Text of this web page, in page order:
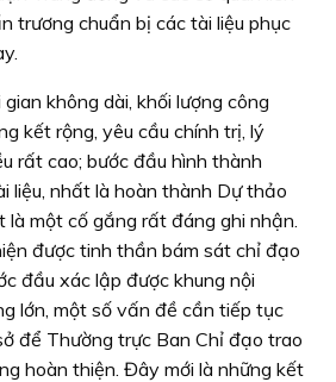
trương chuẩn bị các tài liệu phục
không dài, khối lượng công
kết rộng, yêu cầu chính trị, lý
rất cao; bước đầu hình thành
liệu, nhất là hoàn thành Dự thảo
là một cố gắng rất đáng ghi nhận.
được tinh thần bám sát chỉ đạo
đầu xác lập được khung nội
lớn, một số vấn đề cần tiếp tục
để Thường trực Ban Chỉ đạo trao
hoàn thiện. Đây mới là những kết